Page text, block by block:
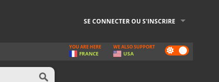
SE CONNECTER OU S'INSCRIRE
Dark
mode
YOU ARE HERE
FRANCE
WE ALSO SUPPORT
USA